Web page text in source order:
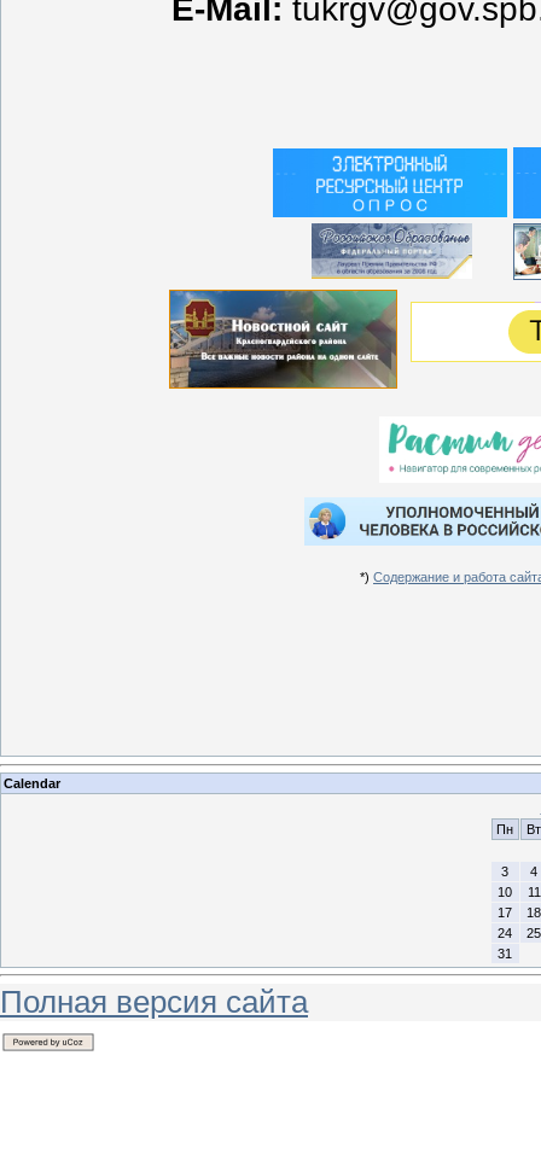
E-Mail:
*) Содержание и работа
Calendar
Пн
Вт
3
4
10
11
17
18
24
25
31
Полная версия сайта